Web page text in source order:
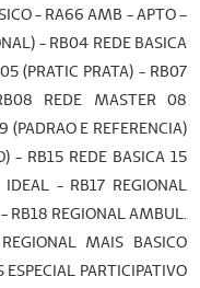
- RA66 AMB - APTO –
- RB04 REDE BASICA
(PRATIC PRATA) - RB07
REDE MASTER 08
E REFERENCIA)
- RB15 REDE BASICA 15
- RB17 REGIONAL
RB18 REGIONAL AMBUL.
MAIS BASICO
PARTICIPATIVO